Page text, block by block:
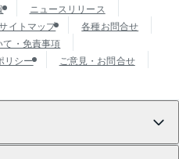
ニュースリリース
イトマップ
各種お問合せ
て・免責事項
リシー
ご意見・お問合せ